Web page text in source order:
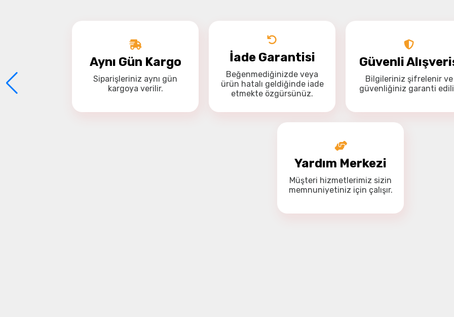
DJI Drone
Alt kategorileri görmek için hemen tıklayın.
İHA Drone Pilot Eğitimleri
Ürünleri görmek için hemen tıklayın.
Bu ürüne ilk yorumu siz yapın!
Yorum Yaz
Aynı Gün Kargo
Siparişleriniz aynı gün
kargoya verilir.
İade Garantisi
Beğenmediğinizde veya
ürün hatalı geldiğinde iade
etmekte özgürsünüz.
Güvenli
Bilgileriniz şifrelenirve
güvenliğiniz garanti
Yardım Merkezi
Müşteri hizmetlerimiz sizin
memnuniyetiniz için çalışır.